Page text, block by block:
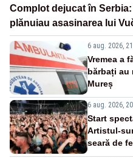
Complot dejucat în
plănuiau asasinarea lui
6 aug. 2026,
Vremea a
bărbați au
Mureș
6 aug. 2026,
Start
Artistul-
seară de